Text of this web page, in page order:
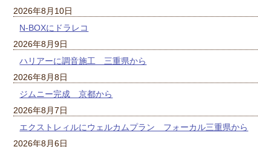
2026年8月10日
N-BOXにドラレコ
2026年8月9日
ハリアーに調音施工 三重県から
2026年8月8日
ジムニー完成 京都から
2026年8月7日
エクストレィルにウェルカムプラン フォーカル三重県から
2026年8月6日